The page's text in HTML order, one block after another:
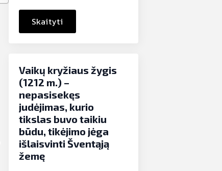
Skaityti
Vaikų kryžiaus žygis
(1212 m.) –
nepasisekęs
judėjimas, kurio
tikslas buvo taikiu
būdu, tikėjimo jėga
išlaisvinti Šventąją
žemę